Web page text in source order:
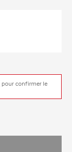
pour confirmer le